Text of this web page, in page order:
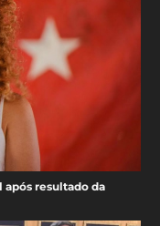
resultado da